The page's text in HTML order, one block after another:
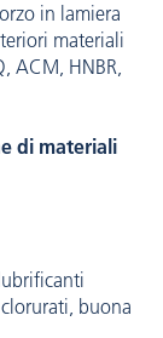
in lamiera
materiali
ACM, HNBR,
di materiali
buona